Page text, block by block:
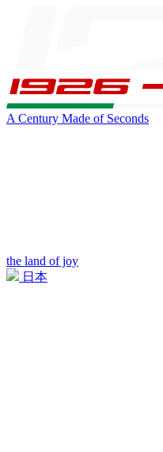
A Century Made of Seconds
the land of joy
日本